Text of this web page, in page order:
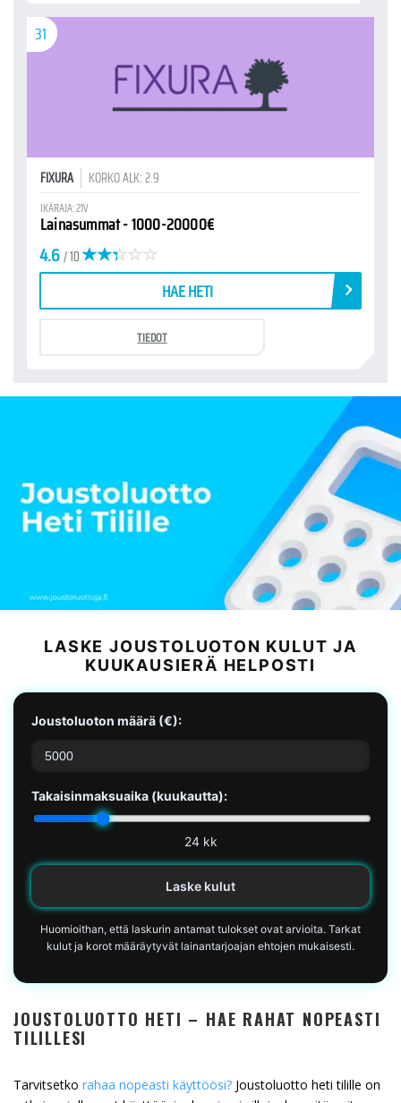
31
FIXURA KORKO ALK: 2.9
IKÄRAJA: 21V
Lainasummat - 1000-20000€
4.6/ 10
HAE HETI
TIEDOT
LASKE JOUSTOLUOTON KULUT JA
KUUKAUSIERÄ HELPOSTI
Joustoluoton määrä (€):
Takaisinmaksuaika (kuukautta):
24kk
Laske kulut
Huomioithan, että laskurin antamat tulokset ovat arvioita. Tarkat
kulut ja korot määräytyvät lainantarjoajan ehtojen mukaisesti.
JOUSTOLUOTTO HETI – HAE RAHAT NOPEASTI
TILILLESI
Tarvitsetko rahaa nopeasti käyttöösi? Joustoluotto heti tilille on